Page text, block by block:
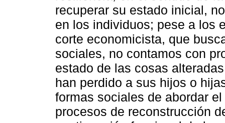
recuperar su estado inicial,
en los individuos; pese a los
corte economicista, que
sociales, no contamos con
estado de las cosas
han perdido a sus hijos o
formas sociales de abordar
procesos de reconstrucción